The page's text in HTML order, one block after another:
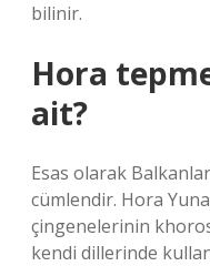
bilinir.
Hora
ait?
Esas olarak
cümlendir. Hora
çingenelerinin
kendi dillerinde